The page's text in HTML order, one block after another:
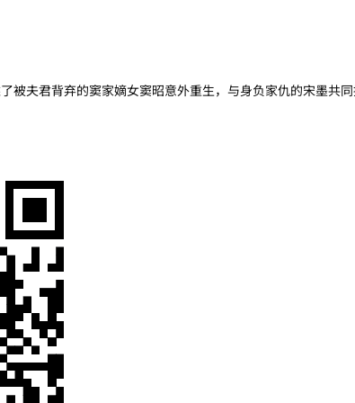
被夫君背弃的窦家嫡女窦昭意外重生，与身负家仇的宋墨共